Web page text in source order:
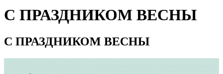
С ПРАЗДНИКОМ ВЕСНЫ
С ПРАЗДНИКОМ ВЕСНЫ